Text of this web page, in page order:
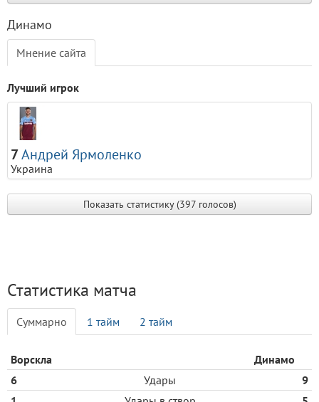
Динамо
Мнение сайта
Лучший игрок
7Андрей Ярмоленко
Украина
Показать статистику (397 голосов)
Статистика матча
Cуммарно 1 тайм 2 тайм
Ворскла
Динамо
6
Удары
9